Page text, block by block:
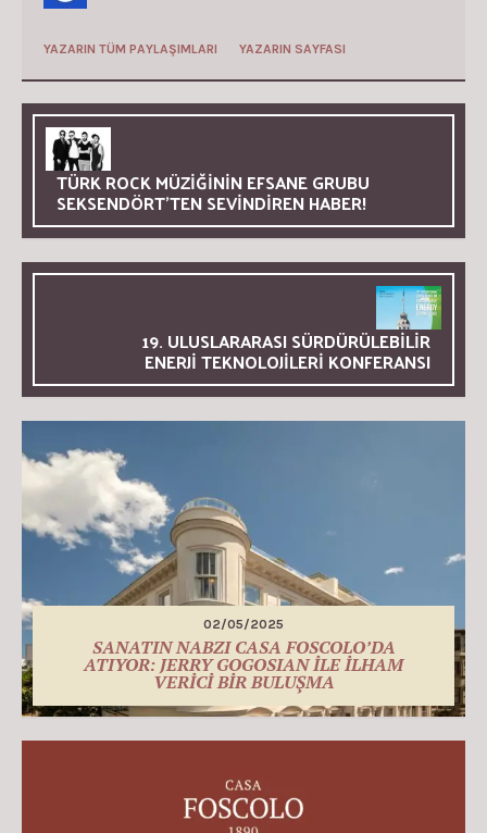
YAZARIN TÜM PAYLAŞIMLARI YAZARIN SAYFASI
TÜRK ROCK MÜZİĞİNİN EFSANE GRUBU
SEKSENDÖRT’TEN SEVİNDİREN HABER!
19. ULUSLARARASI SÜRDÜRÜLEBİLİR
ENERJİ TEKNOLOJİLERİ KONFERANSI
02/05/2025
SANATIN NABZI CASA FOSCOLO’DA
ATIYOR: JERRY GOGOSIAN İLE İLHAM
VERİCİ BİR BULUŞMA